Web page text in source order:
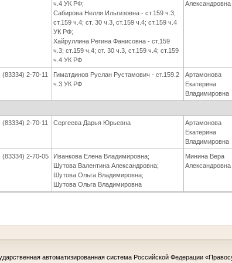
ч.4 УК РФ;
Сабирова Нелля Ильгизовна - ст.159 ч.3;
ст.159 ч.4; ст. 30 ч.3, ст.159 ч.4; ст.159 ч.4
УК РФ;
Хайруллина Регина Фанисовна - ст.159
ч.3; ст.159 ч.4; ст. 30 ч.3, ст.159 ч.4; ст.159
ч.4 УК РФ
Александровна
(83334) 2-70-11
Гиматдинов Руслан Рустамович - ст.159.2
ч.3 УК РФ
Артамонова
Екатерина
Владимировна
(83334) 2-70-11 Сергеева Дарья Юрьевна
Артамонова
Екатерина
Владимировна
(83334) 2-70-05
Иванкова Елена Владимировна;
Шутова Валентина Александровна;
Шутова Ольга Владимировна;
Шутова Ольга Владимировна
Минина Вера
Александровна
автоматизированная система Российской Федерации